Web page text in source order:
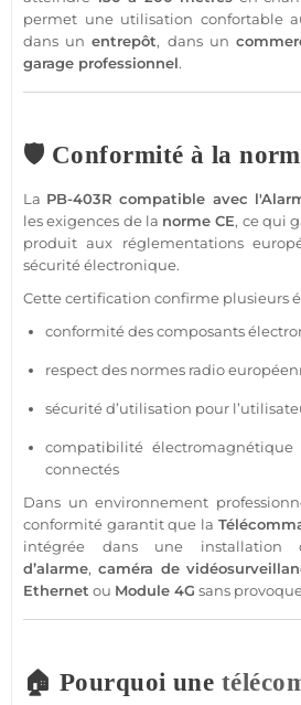
permet une utilisation confortable
dans unentrepôt, dans un
garage professionnel.
🛡️ Conformité à la
La PB-403R compatible avec l'
les exigences de la norme CE, ce qui
produit aux réglementations
sécuritéélectronique.
Cette certification confirme plusieurs
conformité des composants
respect des normes radio
sécuritéd’utilisation pour
compatibilité
connectés
Dans un environnement
conformité garantit que la
intégrée dans une installation
d’alarme, caméra de
Ethernet ou Module 4G sans
🏠 Pourquoi une